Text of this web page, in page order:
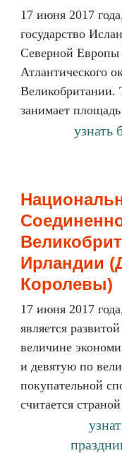
17 июня 2017
государство
Северной Европы
Атлантического
Великобритании.
занимает
узнать
Ирландии
Королевы)
17 июня 2017
является
величине
и девятую по
покупательной
считается